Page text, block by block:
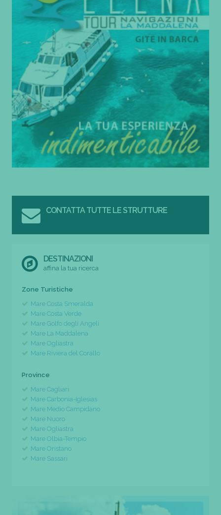
CONTATTA TUTTE LE STRUTTURE
DESTINAZIONI
affina la tua ricerca
Zone Turistiche
Mare Costa Smeralda
Mare Costa Verde
Mare Golfo degli Angeli
Mare La Maddalena
Mare Ogliastra
Mare Riviera del Corallo
Province
Mare Cagliari
Mare Carbonia-Iglesias
Mare Medio Campidano
Mare Nuoro
Mare Ogliastra
Mare Olbia-Tempio
Mare Oristano
Mare Sassari